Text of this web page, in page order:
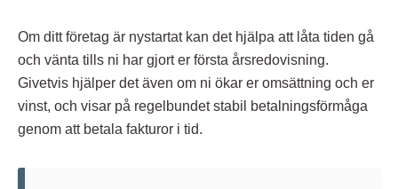
Om ditt företag är nystartat kan det hjälpa att låta tiden gå
och vänta tills ni har gjort er första årsredovisning.
Givetvis hjälper det även om ni ökar er omsättning och er
vinst, och visar på regelbundet stabil betalningsförmåga
genom att betala fakturor i tid.